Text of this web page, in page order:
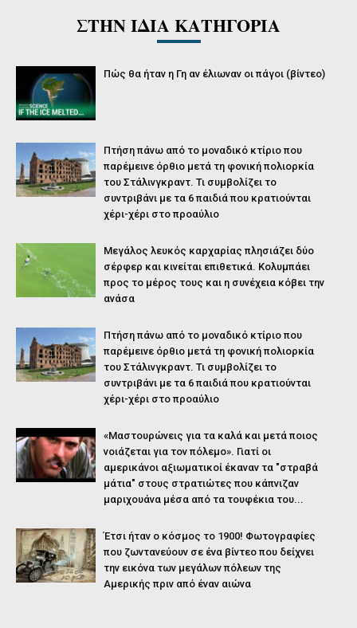
ΣΤΗΝ ΙΔΙΑ ΚΑΤΗΓΟΡΙΑ
Πώς θα ήταν η Γη αν έλιωναν οι πάγοι (βίντεο)
Πτήση πάνω από το μοναδικό κτίριο που
παρέμεινε όρθιο μετά τη φονική πολιορκία
του Στάλινγκραντ. Τι συμβολίζει το
συντριβάνι με τα 6 παιδιά που κρατιούνται
χέρι-χέρι στο προαύλιο
Μεγάλος λευκός καρχαρίας πλησιάζει δύο
σέρφερ και κινείται επιθετικά. Κολυμπάει
προς το μέρος τους και η συνέχεια κόβει την
ανάσα
Πτήση πάνω από το μοναδικό κτίριο που
παρέμεινε όρθιο μετά τη φονική πολιορκία
του Στάλινγκραντ. Τι συμβολίζει το
συντριβάνι με τα 6 παιδιά που κρατιούνται
χέρι-χέρι στο προαύλιο
«Μαστουρώνεις για τα καλά και μετά ποιος
νοιάζεται για τον πόλεμο». Γιατί οι
αμερικάνοι αξιωματικοί έκαναν τα "στραβά
μάτια" στους στρατιώτες που κάπνιζαν
μαριχουάνα μέσα από τα τουφέκια του...
Έτσι ήταν ο κόσμος το 1900! Φωτογραφίες
που ζωντανεύουν σε ένα βίντεο που δείχνει
την εικόνα των μεγάλων πόλεων της
Αμερικής πριν από έναν αιώνα